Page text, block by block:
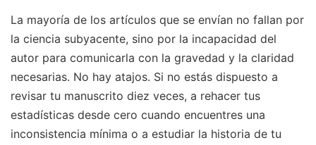
La mayoría de los artículos que se envían no fallan por
la ciencia subyacente, sino por la incapacidad del
autor para comunicarla con la gravedad y la claridad
necesarias. No hay atajos. Si no estás dispuesto a
revisar tu manuscrito diez veces, a rehacer tus
estadísticas desde cero cuando encuentres una
inconsistencia mínima o a estudiar la historia de tu